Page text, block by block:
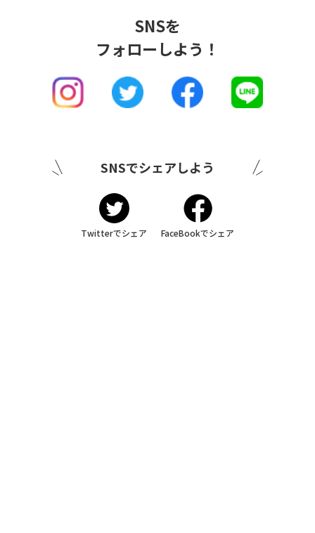
SNSを
フォローしよう！
SNSでシェアしよう
Twitterでシェア FaceBookでシェア